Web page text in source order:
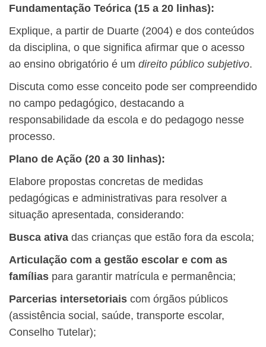
Fundamentação Teórica (15 a 20 linhas):
Explique, a partir de Duarte (2004) e dos conteúdos
da disciplina, o que significa afirmar que o acesso
ao ensino obrigatório é um direito público subjetivo.
Discuta como esse conceito pode ser compreendido
no campo pedagógico, destacando a
responsabilidade da escola e do pedagogo nesse
processo.
Plano de Ação (20 a 30 linhas):
Elabore propostas concretas de medidas
pedagógicas e administrativas para resolver a
situação apresentada, considerando:
Busca ativa das crianças que estão fora da escola;
Articulação com a gestão escolar e com as
famílias para garantir matrícula e permanência;
Parcerias intersetoriais com órgãos públicos
(assistência social, saúde, transporte escolar,
Conselho Tutelar);